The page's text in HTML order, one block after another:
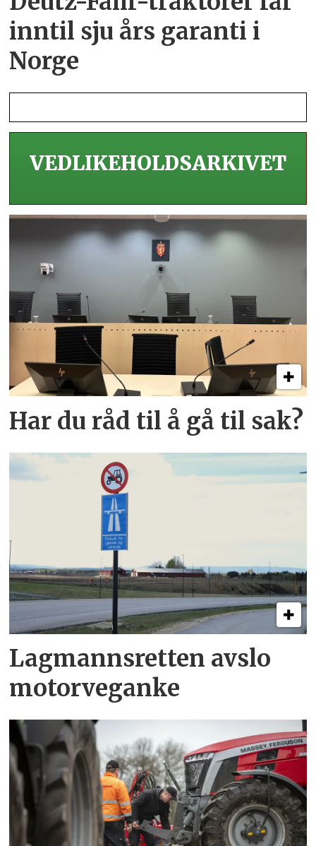
inntil sju års garanti i
Norge
VEDLIKEHOLDS­ARKIVET
Har du råd til å gå til sak?
Lagmannsretten avslo
motorveganke